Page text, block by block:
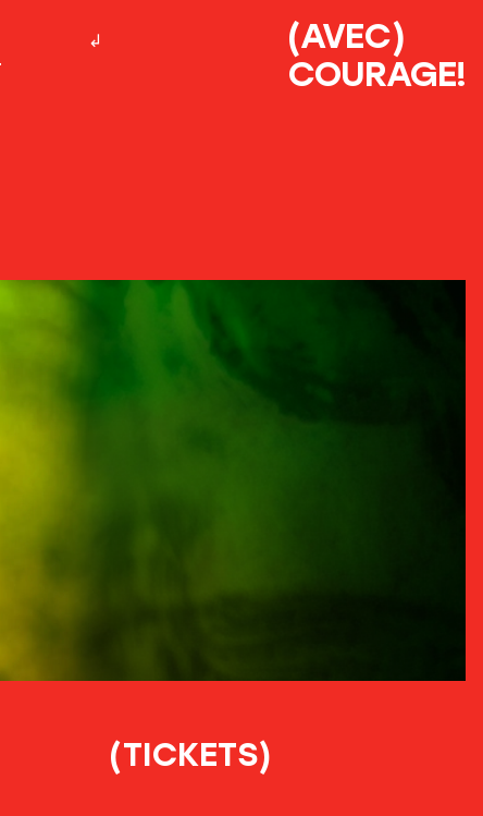
(AVEC)
COURAGE!
(TICKETS)